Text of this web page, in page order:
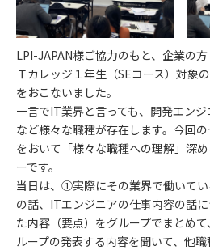
LPI-JAPAN様ご協力のもと、企業の
Ｔカレッジ１年生（SEコース）対象
をおこないました。
一言でIT業界と言っても、開発エン
など様々な職種が存在します。今回
をおいて「様々な職種への理解」深
ーです。
当日は、①実際にその業界で働いて
の話、ITエンジニアの仕事内容の話
た内容（要点）をグループでまとめ
ループの発表する内容を聞いて、他